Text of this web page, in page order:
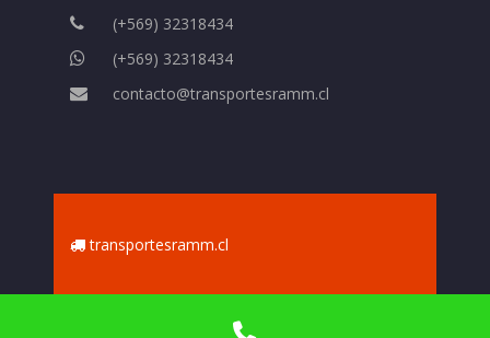
(+569) 32318434
(+569) 32318434
contacto@transportesramm.cl
transportesramm.cl
©2017 Transportes RAMM Ltda. All rights